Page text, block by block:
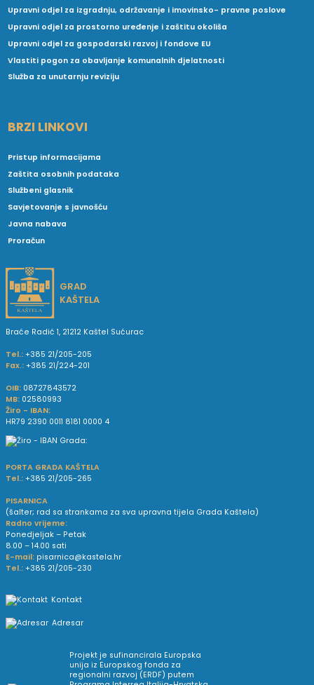
Upravni odjel za izgradnju, održavanje i imovinsko- pravne poslove
Upravni odjel za prostorno uređenje i zaštitu okoliša
Upravni odjel za gospodarski razvoj i fondove EU
Vlastiti pogon za obavljanje komunalnih djelatnosti
Služba za unutarnju reviziju
BRZI LINKOVI
Pristup informacijama
Zaštita osobnih podataka
Službeni glasnik
Savjetovanje s javnošću
Javna nabava
Proračun
GRAD
KAŠTELA
Braće Radić 1, 21212 Kaštel Sućurac
Tel.: +385 21/205-205
Fax.: +385 21/224-201
OIB: 08727843572
MB: 02580993
Žiro - IBAN:
HR79 2390 0011 8181 0000 4
PORTA GRADA KAŠTELA
Tel.: +385 21/205-265
PISARNICA
(šalter; rad sa strankama za sva upravna tijela Grada Kaštela)
Radno vrijeme:
Ponedjeljak – Petak
8.00 – 14.00 sati
E-mail: pisarnica@kastela.hr
Tel.: +385 21/205-230
Kontakt
Adresar
Projekt je sufinancirala Europska
unija iz Europskog fonda za
regionalni razvoj (ERDF) putem